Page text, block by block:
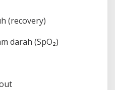
(recovery)
darah (SpO₂)